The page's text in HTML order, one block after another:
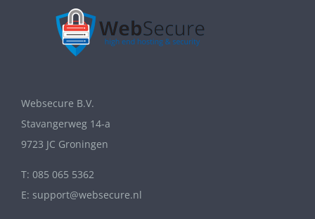
Websecure B.V.
Stavangerweg 14-a
9723 JC Groningen
T: 085 065 5362
E: support@websecure.nl